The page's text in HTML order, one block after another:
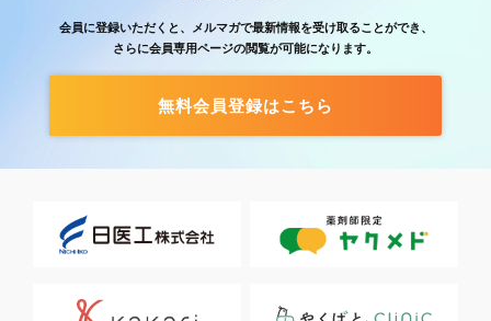
会員に登録いただくと、メルマガで最新情報を受け取ることができ、
さらに会員専用ページの閲覧が可能になります。
無料会員登録はこちら